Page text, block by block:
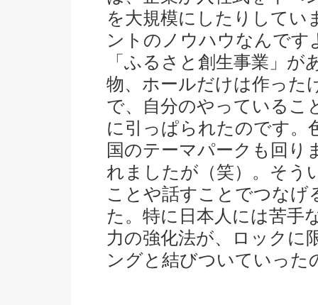
を大規模にしたりしてい
ントのノウハウなんです
「ふるさと創生事業」
物、ホールだけは作った
で、自分のやっているこ
に引っぱられたのです。
国のテーマパークも回り
れましたが（笑）。そう
ことや話すことでつなげ
た。特に日本人には苦手
力の強化法が、ロックに
ングと結びついていった